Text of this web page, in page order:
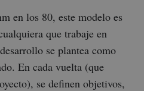
en los 80, este modelo es
que trabaje en
se plantea como
En cada vuelta (que
se definen objetivos,